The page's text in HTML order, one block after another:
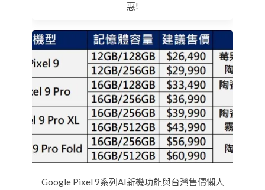
惠!
Google Pixel 9系列AI新機功能與台灣售價懶人